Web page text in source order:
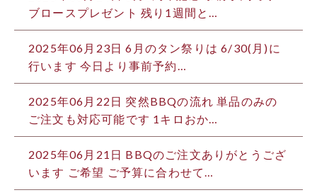
ブロースプレゼント 残り1週間と…
2025年06月23日 6月のタン祭りは 6/30(月)に
行います 今日より事前予約…
2025年06月22日 突然BBQの流れ 単品のみの
ご注文も対応可能です 1キロおか…
2025年06月21日 BBQのご注文ありがとうござ
います ご希望 ご予算に合わせて…